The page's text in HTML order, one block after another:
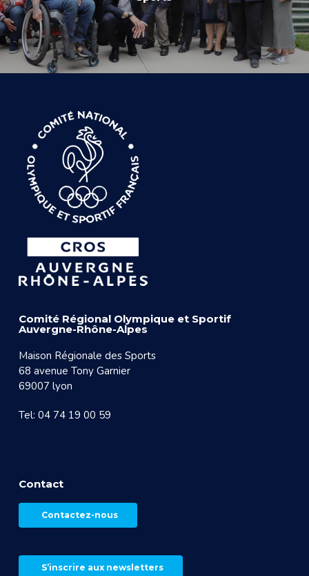
Comité Régional Olympique et Sportif
Auvergne-Rhône-Alpes
Maison Régionale des Sports
68 avenue Tony Garnier
69007 lyon
Tel: 04 74 19 00 59
Contact
Contactez-nous
S’inscrire aux newsletters